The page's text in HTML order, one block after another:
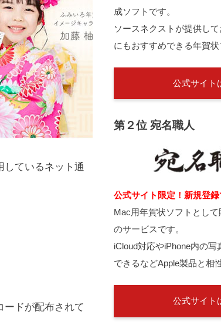
しているネット通
ードが配布されて
成ソフトです。
ソースネクストが提供し
にもおすすめできる年賀状
公式サイト
第２位 宛名職人
公式サイト限定！新規登録
Mac用年賀状ソフトとし
のサービスです。
iCloud対応やiPhone内の
できるなどApple製品と相
公式サイト